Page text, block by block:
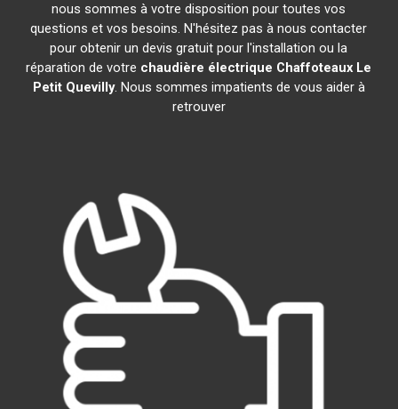
nous sommes à votre disposition pour toutes vos
questions et vos besoins. N'hésitez pas à nous contacter
pour obtenir un devis gratuit pour l'installation ou la
réparation de votre chaudière électrique Chaffoteaux Le
Petit Quevilly. Nous sommes impatients de vous aider à
retrouver